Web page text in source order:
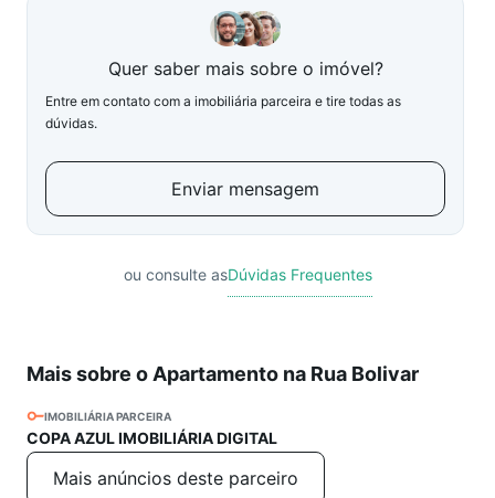
Quer saber mais sobre o imóvel?
Entre em contato com a imobiliária parceira e tire todas as
dúvidas.
Enviar mensagem
ou consulte asDúvidas Frequentes
Mais sobre o Apartamento na Rua Bolivar
IMOBILIÁRIA PARCEIRA
COPA AZUL IMOBILIÁRIA DIGITAL
Mais anúncios deste parceiro